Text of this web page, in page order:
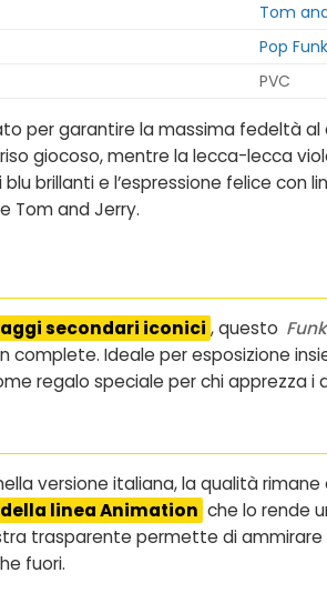
Tom
Pop
PVC
per garantire la massima fedeltà
giocoso, mentre la lecca-lecca
brillanti e l’espressione felice con
Tom and Jerry.
secondari iconici , questo
Ideale per esposizione
regalo speciale per chi apprezza
versione italiana, la qualità rimane
linea Animation che lo rende
trasparente permette di
fuori.